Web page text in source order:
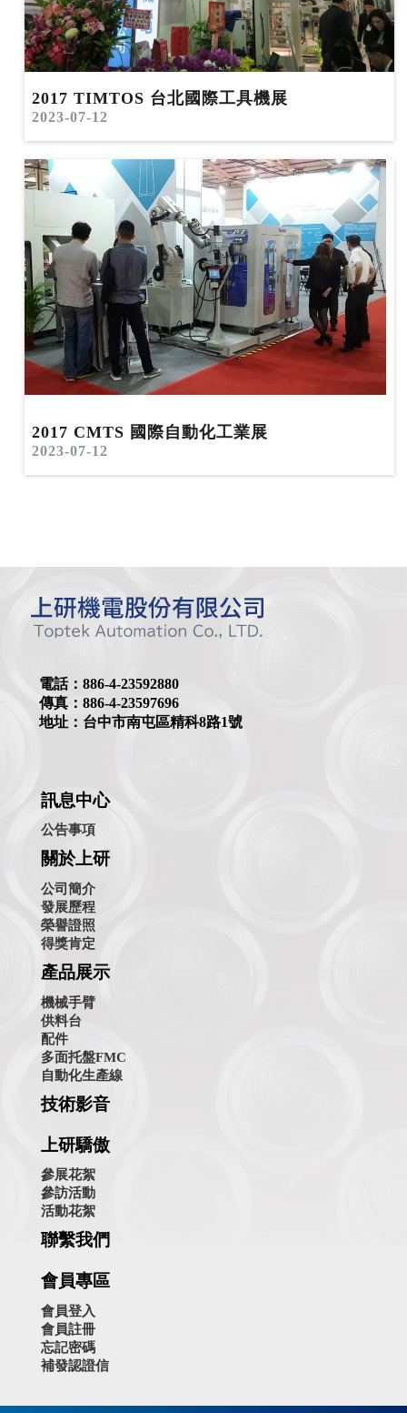
電話：886-4-23592880
傳真：886-4-23597696
地址：台中市南屯區精科8路1號
訊息中心
公告事項
關於上研
公司簡介
發展歷程
榮譽證照
得獎肯定
產品展示
機械手臂
供料台
配件
多面托盤FMC
自動化生產線
技術影音
上研驕傲
參展花絮
參訪活動
活動花絮
聯繫我們
會員專區
會員登入
會員註冊
忘記密碼
補發認證信